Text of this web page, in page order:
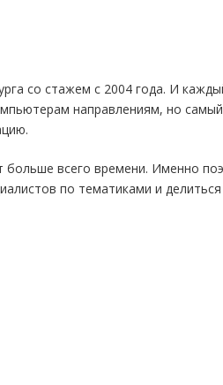
со стажем с 2004 года. И
направлениям, но
больше всего времени. Именно
по тематиками и